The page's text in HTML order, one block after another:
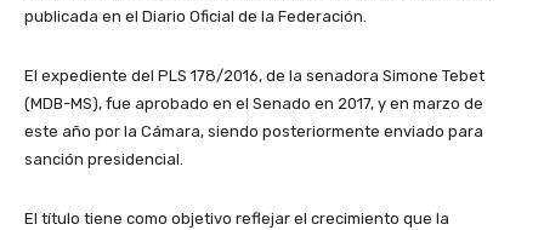
publicada en el Diario Oficial de la Federación.
El expediente del PLS 178/2016, de la senadora Simone Tebet
(MDB-MS), fue aprobado en el Senado en 2017, y en marzo de
este año por la Cámara, siendo posteriormente enviado para
sanción presidencial.
El título tiene como objetivo reflejar el crecimiento que la